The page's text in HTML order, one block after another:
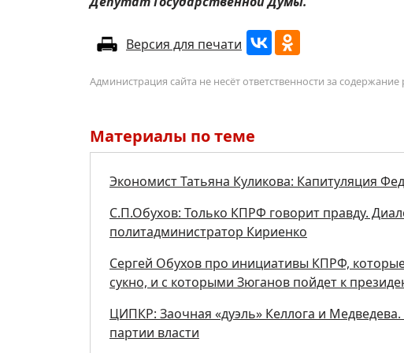
Версия для печати
Администрация сайта не несёт ответственности за
Материалы по теме
Экономист Татьяна Куликова: Капитуляция
С.П.Обухов: Только КПРФ говорит правду.
политадминистратор Кириенко
Сергей Обухов про инициативы КПРФ,
сукно, и с которыми Зюганов пойдет к
ЦИПКР: Заочная «дуэль» Келлога и
партии власти